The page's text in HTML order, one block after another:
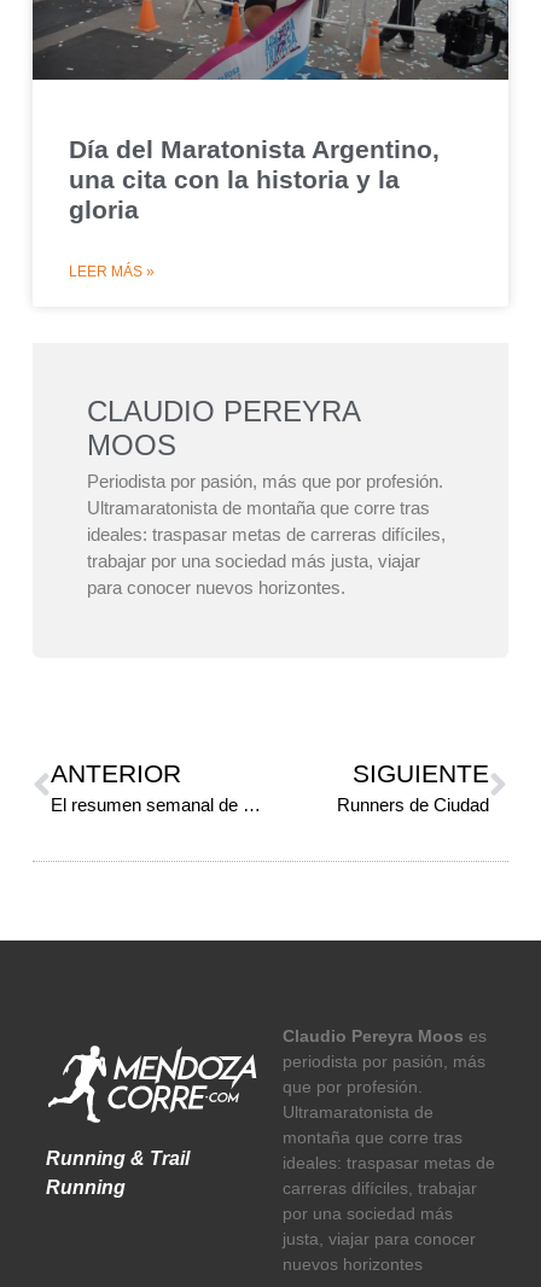
Día del Maratonista Argentino,
una cita con la historia y la
gloria
LEER MÁS »
CLAUDIO PEREYRA
MOOS
Periodista por pasión, más que por profesión.
Ultramaratonista de montaña que corre tras
ideales: traspasar metas de carreras difíciles,
trabajar por una sociedad más justa, viajar
para conocer nuevos horizontes.
ANTERIOR
El resumen semanal de Mendoza Corre
SIGUIENTE
Runners de Ciudad
Running & Trail
Running
Claudio Pereyra Moos es
periodista por pasión, más
que por profesión.
Ultramaratonista de
montaña que corre tras
ideales: traspasar metas de
carreras difíciles, trabajar
por una sociedad más
justa, viajar para conocer
nuevos horizontes